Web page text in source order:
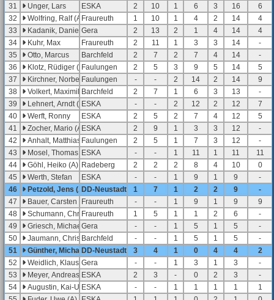
31
Unger, Lars ESKA 2 10 1 6 3 16
6
32
Wolfring, Ralf (A)Fraureuth 1 10 1 4 2 14
4
33
Kadanik, Daniel (B)
Gera 2 13 2 1 4 14
4
34
Kuhr, Max Fraureuth 2 11 1 3 3 14
-
35
Otto, Marcus Barchfeld 2 7 2 7 4 14
-
36
Klotz, Rüdiger (A)Faulungen 2 5 3 9 5 14
5
37
Kirchner, NorbertFaulungen - - 2 14 2 14
9
38
Volkert, MaximilianBarchfeld 2 7 1 6 3 13
-
39
Lehnert, Arndt (B)ESKA - - 2 12 2 12
7
40
Werft, Ronny ESKA 2 5 2 7 4 12
5
41
Zocher, Mario (A)ESKA 2 9 1 3 3 12
-
42
Anhalt, Matthias (A)Faulungen 2 5 1 7 3 12
-
43
Mosel, Thomas ESKA - - 1 11 1 11
11
44
Göhl, Heiko (A) Radeberg 2 2 2 8 4 10
0
45
Werth, Stefan ESKA - - 1 9 1 9
-
46
Petzold, Jens (A)DD-Neustadt 1 7 1 2 2 9
-
47
Bauer, Carsten Fraureuth - - 1 9 1 9
9
48
Schumann, ChristianFraureuth 1 5 1 1 2 6
-
49
Griesch, MichaelGera - - 1 5 1 5
-
50
Jaumann, ChristianBarchfeld - - 1 5 1 5
-
51
Günther, MichaelDD-Neustadt 3 4 1 0 4 4
2
52
Weidlich, Klaus (B)Gera - - 1 3 1 3
-
53
Meyer, Andreas ESKA 2 3 - 0 2 3
-
54
Augustin, Kai-UweESKA - - 1 1 1 1
1